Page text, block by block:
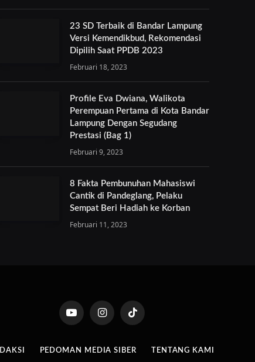
23 SD Terbaik di Bandar Lampung
Versi Kemendikbud, Rekomendasi
Dipilih Saat PPDB 2023
Februari 18, 2023
Profile Eva Dwiana, Walikota
Perempuan Pertama di Kota Bandar
Lampung Dengan Segudang
Prestasi (Bag 1)
Februari 9, 2023
8 Fakta Pembunuhan Mahasiswi
Cantik di Pandeglang, Pelaku
Sempat Beri Hadiah ke Korban
Februari 11, 2023
YouTube InstagramTikTok
PEDOMAN MEDIA SIBER TENTANG KAMI